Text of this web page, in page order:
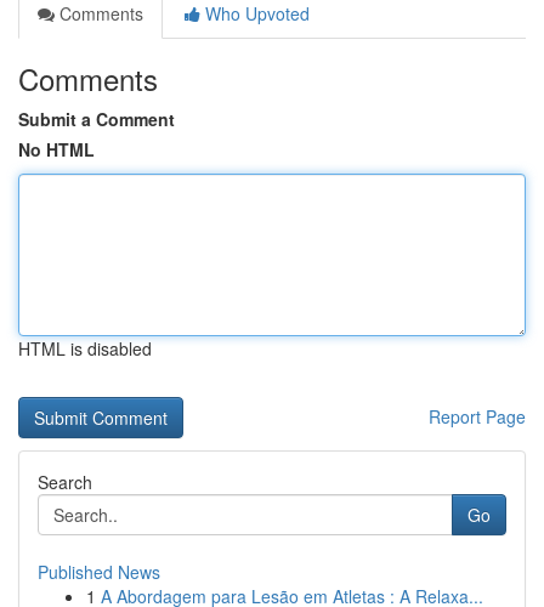
Comments
Who Upvoted
Comments
Submit a Comment
No HTML
HTML is disabled
Report Page
Search
Go
Published News
1 A Abordagem para Lesão em Atletas : A Relaxa...